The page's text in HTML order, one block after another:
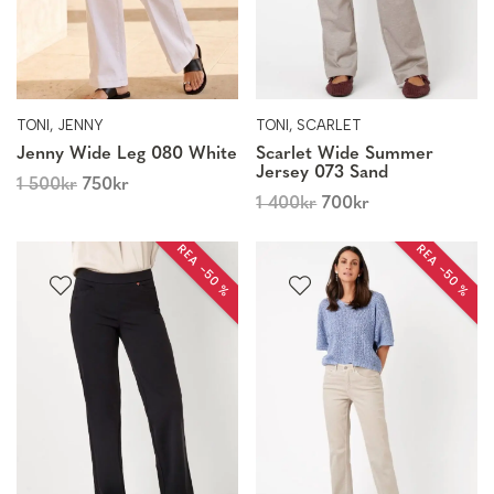
TONI, JENNY
Jenny Wide Leg 080 White
1 500kr 750kr
TONI, SCARLET
Scarlet Wide Summer
Jersey 073 Sand
1 400kr 700kr
REA −50 % REA −50 %